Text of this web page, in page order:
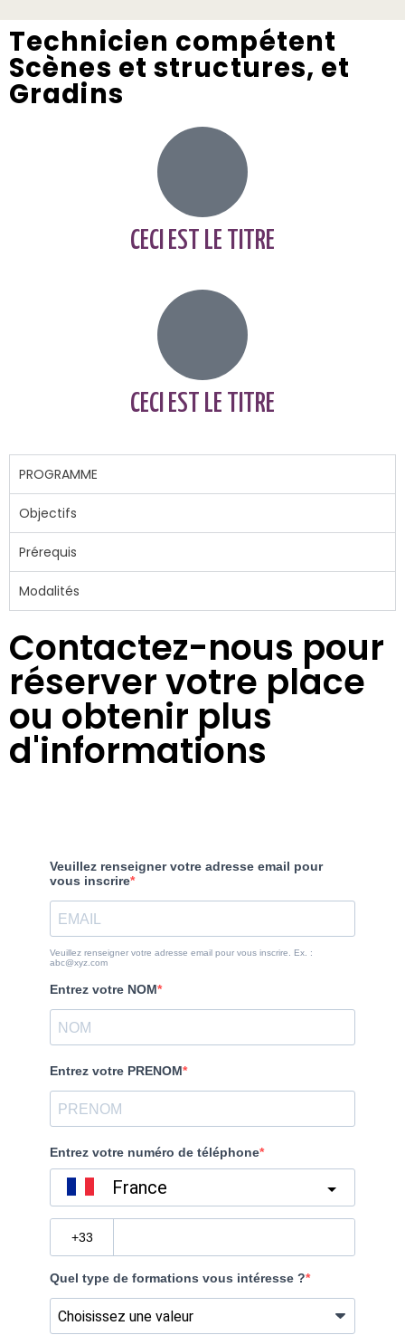
Technicien compétent
Scènes et structures, et
Gradins
CECI EST LE TITRE
CECI EST LE TITRE
PROGRAMME
Objectifs
Prérequis
Modalités
Contactez-nous pour
réserver votre place
ou obtenir plus
d'informations